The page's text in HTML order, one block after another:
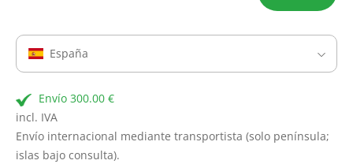
España
Envío 300.00 €
incl. IVA
Envío internacional mediante transportista (solo península;
islas bajo consulta).